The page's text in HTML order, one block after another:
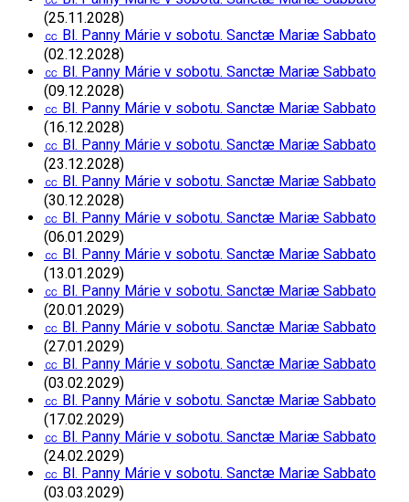
(25.11.2028)
㏄ Bl. Panny Márie v sobotu. Sanctæ Mariæ Sabbato
(02.12.2028)
㏄ Bl. Panny Márie v sobotu. Sanctæ Mariæ Sabbato
(09.12.2028)
㏄ Bl. Panny Márie v sobotu. Sanctæ Mariæ Sabbato
(16.12.2028)
㏄ Bl. Panny Márie v sobotu. Sanctæ Mariæ Sabbato
(23.12.2028)
㏄ Bl. Panny Márie v sobotu. Sanctæ Mariæ Sabbato
(30.12.2028)
㏄ Bl. Panny Márie v sobotu. Sanctæ Mariæ Sabbato
(06.01.2029)
㏄ Bl. Panny Márie v sobotu. Sanctæ Mariæ Sabbato
(13.01.2029)
㏄ Bl. Panny Márie v sobotu. Sanctæ Mariæ Sabbato
(20.01.2029)
㏄ Bl. Panny Márie v sobotu. Sanctæ Mariæ Sabbato
(27.01.2029)
㏄ Bl. Panny Márie v sobotu. Sanctæ Mariæ Sabbato
(03.02.2029)
㏄ Bl. Panny Márie v sobotu. Sanctæ Mariæ Sabbato
(17.02.2029)
㏄ Bl. Panny Márie v sobotu. Sanctæ Mariæ Sabbato
(24.02.2029)
㏄ Bl. Panny Márie v sobotu. Sanctæ Mariæ Sabbato
(03.03.2029)